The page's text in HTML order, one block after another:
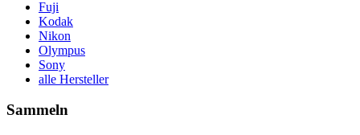
Fuji
Kodak
Nikon
Olympus
Sony
alle Hersteller
Sammeln